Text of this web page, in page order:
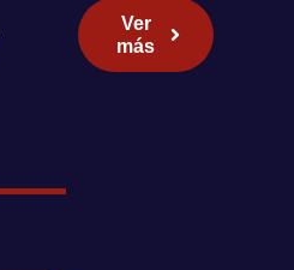
Ver
más